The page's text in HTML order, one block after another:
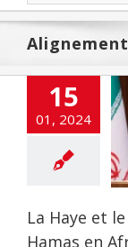
15
01, 2024
et le pouvoir
presque du
en Afrique du
ACTUALITES
La Haye et
Hamas en